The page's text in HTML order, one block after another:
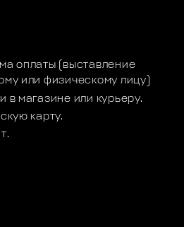
оплаты (выставление
или физическому лицу)
в магазине или курьеру.
карту.